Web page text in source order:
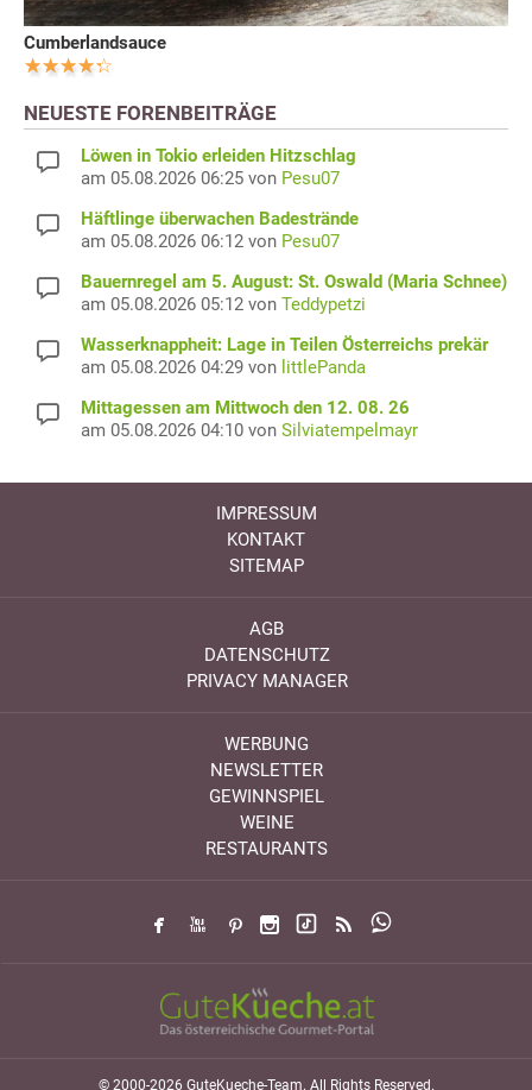
Cumberlandsauce
NEUESTE FORENBEITRÄGE
Löwen in Tokio erleiden Hitzschlag
am 05.08.2026 06:25 von Pesu07
Häftlinge überwachen Badestrände
am 05.08.2026 06:12 von Pesu07
Bauernregel am 5. August: St. Oswald (Maria Schnee)
am 05.08.2026 05:12 von Teddypetzi
Wasserknappheit: Lage in Teilen Österreichs prekär
am 05.08.2026 04:29 von littlePanda
Mittagessen am Mittwoch den 12. 08. 26
am 05.08.2026 04:10 von Silviatempelmayr
IMPRESSUM
KONTAKT
SITEMAP
AGB
DATENSCHUTZ
PRIVACY MANAGER
WERBUNG
NEWSLETTER
GEWINNSPIEL
WEINE
RESTAURANTS
© 2000-2026 GuteKueche-Team. All Rights Reserved.